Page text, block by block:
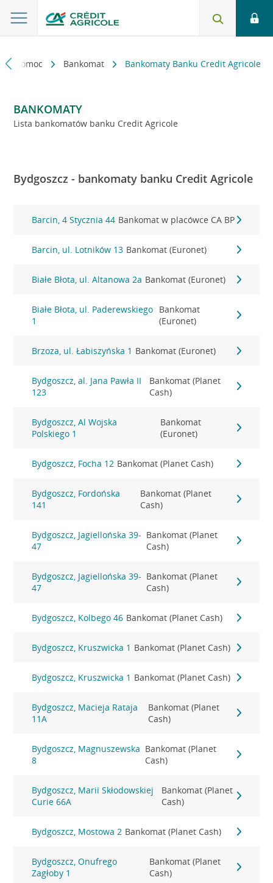
i pomoc Bankomat Bankomaty Banku Credit Agricole
BANKOMATY
Lista bankomatów banku Credit Agricole
Bydgoszcz - bankomaty banku Credit Agricole
Barcin, 4 Stycznia 44 Bankomat w placówce CA BP
Barcin, ul. Lotników 13 Bankomat (Euronet)
Białe Błota, ul. Altanowa 2a Bankomat (Euronet)
Białe Błota, ul. Paderewskiego
1
Bankomat
(Euronet)
Brzoza, ul. Łabiszyńska 1 Bankomat (Euronet)
Bydgoszcz, al. Jana Pawła II
123
Bankomat (Planet
Cash)
Bydgoszcz, Al Wojska
Polskiego 1
Bankomat
(Euronet)
Bydgoszcz, Focha 12 Bankomat (Planet Cash)
Bydgoszcz, Fordońska
141
Bankomat (Planet
Cash)
Bydgoszcz, Jagiellońska 39-
47
Bankomat (Planet
Cash)
Bydgoszcz, Jagiellońska 39-
47
Bankomat (Planet
Cash)
Bydgoszcz, Kolbego 46 Bankomat (Planet Cash)
Bydgoszcz, Kruszwicka 1 Bankomat (Planet Cash)
Bydgoszcz, Kruszwicka 1 Bankomat (Planet Cash)
Bydgoszcz, Macieja Rataja
11A
Bankomat (Planet
Cash)
Bydgoszcz, Magnuszewska
8
Bankomat (Planet
Cash)
Bydgoszcz, Marii Skłodowskiej
Curie 66A
Bankomat (Planet
Cash)
Bydgoszcz, Mostowa 2 Bankomat (Planet Cash)
Bydgoszcz, Onufrego
Zagłoby 1
Bankomat (Planet
Cash)